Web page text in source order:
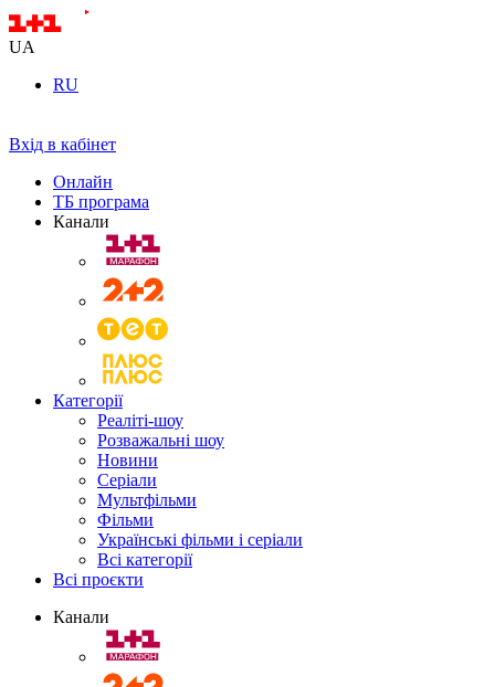
UA
RU
Вхід в кабінет
Онлайн
ТБ програма
Канали
Категорії
Реаліті-шоу
Розважальні шоу
Новини
Серіали
Мультфільми
Фільми
Українські фільми і серіали
Всі категорії
Всі проєкти
Канали